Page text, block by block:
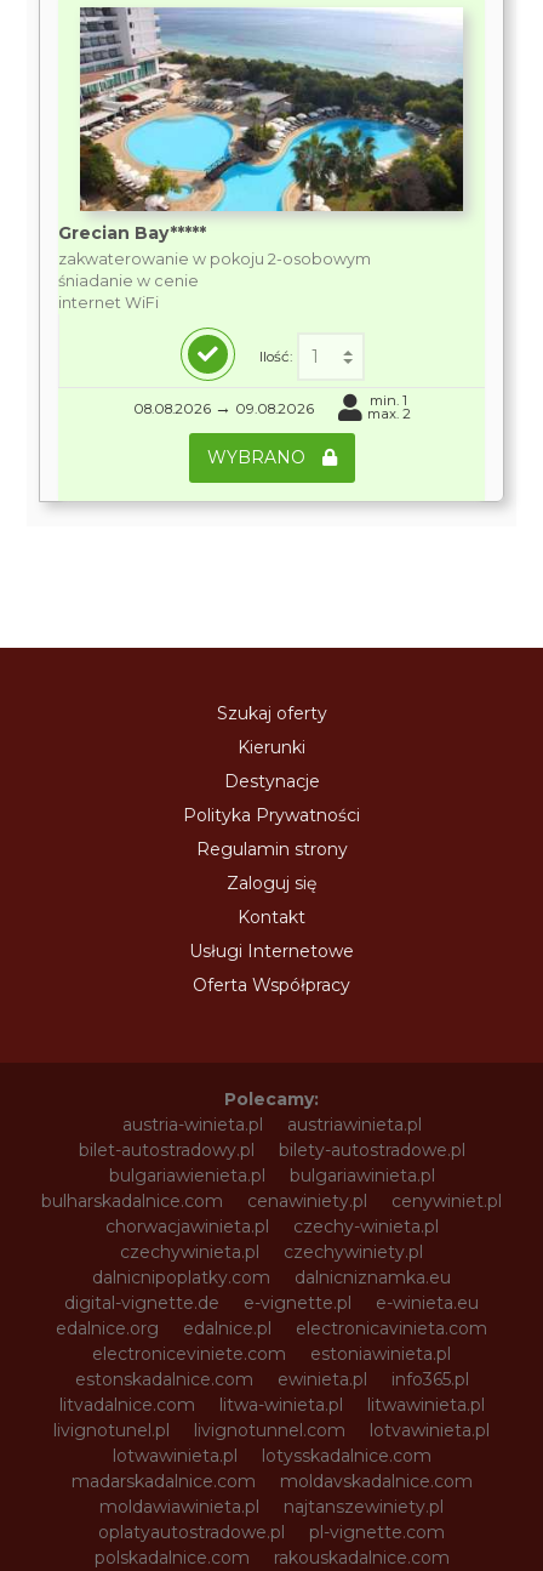
Grecian Bay*****
zakwaterowanie w pokoju 2-osobowym
śniadanie w cenie
internet WiFi
Ilość:
08.08.2026 → 09.08.2026 min. 1
max. 2
WYBRANO
Szukaj oferty
Kierunki
Destynacje
Polityka Prywatności
Regulamin strony
Zaloguj się
Kontakt
Usługi Internetowe
Oferta Współpracy
Polecamy:
austria-winieta.pl
austriawinieta.pl
bilet-autostradowy.pl
bilety-autostradowe.pl
bulgariawienieta.pl
bulgariawinieta.pl
bulharskadalnice.com
cenawiniety.pl
cenywiniet.pl
chorwacjawinieta.pl
czechy-winieta.pl
czechywinieta.pl
czechywiniety.pl
dalnicnipoplatky.com
dalnicniznamka.eu
digital-vignette.de
e-vignette.pl
e-winieta.eu
edalnice.org
edalnice.pl
electronicavinieta.com
electroniceviniete.com
estoniawinieta.pl
estonskadalnice.com
ewinieta.pl
info365.pl
litvadalnice.com
litwa-winieta.pl
litwawinieta.pl
livignotunel.pl
livignotunnel.com
lotvawinieta.pl
lotwawinieta.pl
lotysskadalnice.com
madarskadalnice.com
moldavskadalnice.com
moldawiawinieta.pl
najtanszewiniety.pl
oplatyautostradowe.pl
pl-vignette.com
polskadalnice.com
rakouskadalnice.com